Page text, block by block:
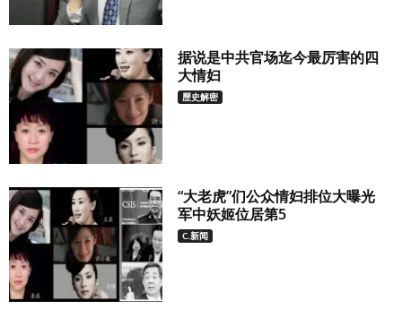
据说是中共官场迄今最厉害的四
大情妇
歷史解密
“大老虎”们公众情妇排位大曝光
军中妖姬位居第5
C.新闻